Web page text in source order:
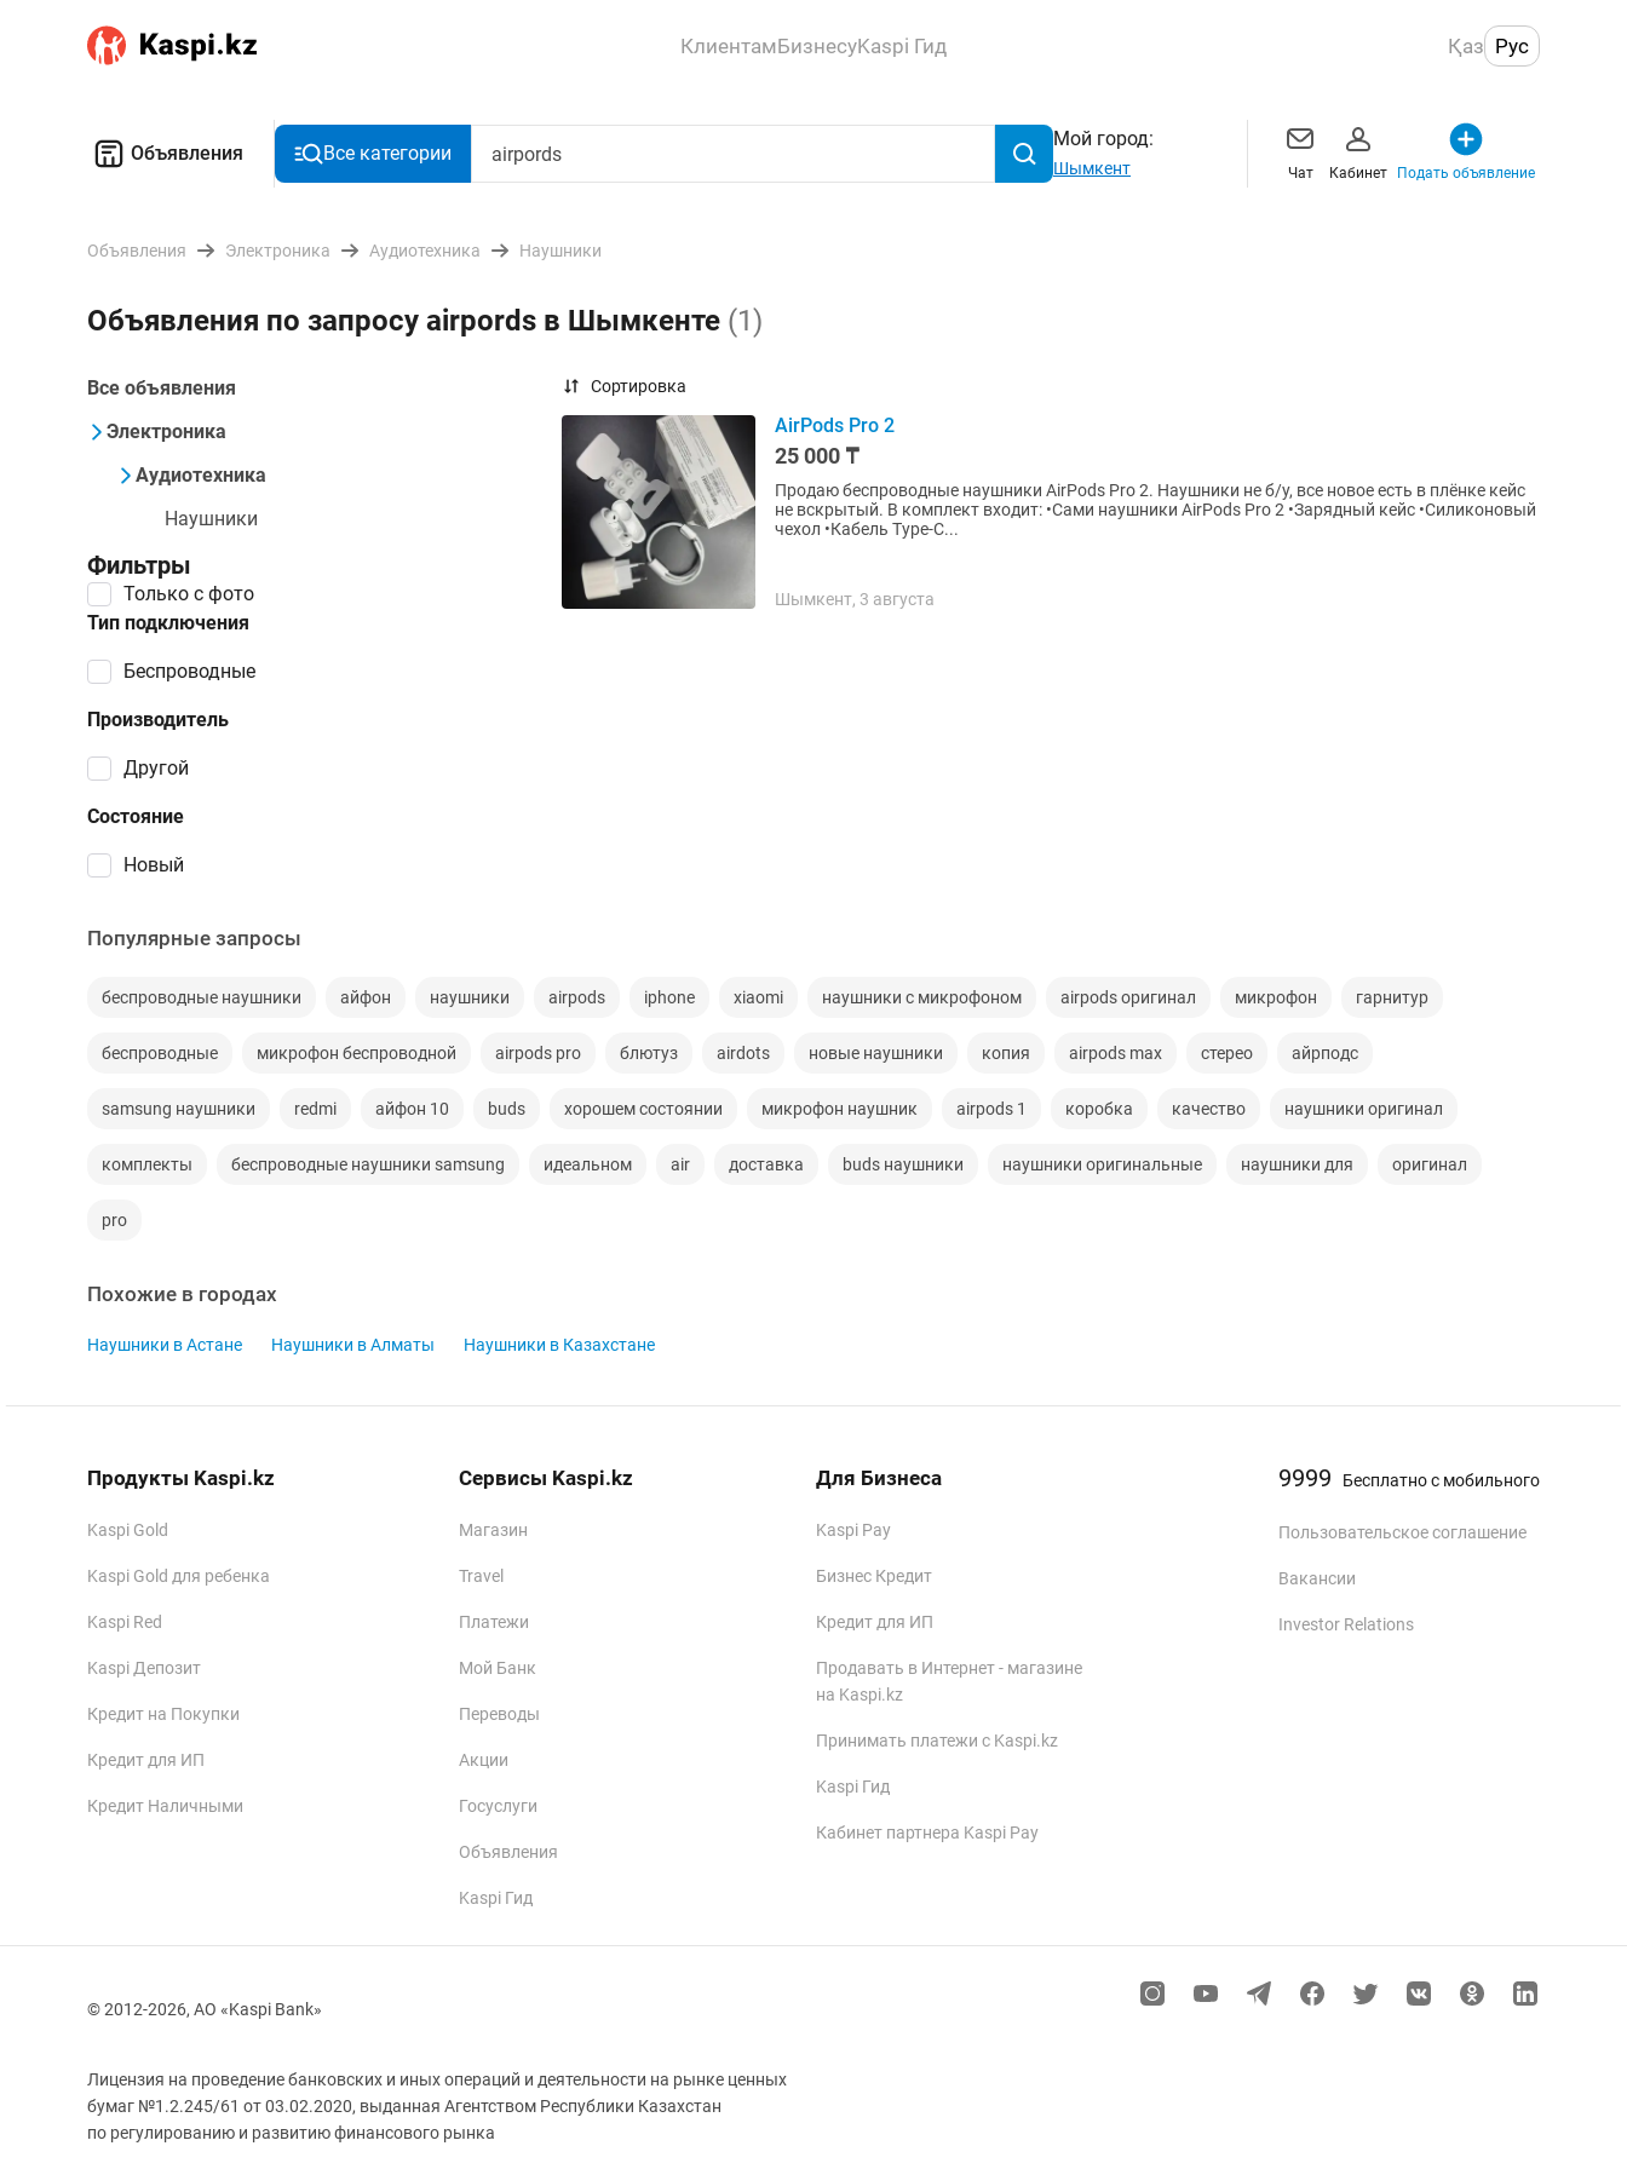
КлиентамБизнесуKaspi Гид Қаз Рус
Объявления Все категории
Мой город:
Шымкент Чат Кабинет Подать объявление
Объявления Электроника Аудиотехника Наушники
Объявления по запросу airpords в Шымкенте (1)
Все объявления
Электроника
Аудиотехника
Наушники
Фильтры
Тип подключения
беспроводные
Производитель
Другой
Состояние
Новый
Только с фото
Сортировка
AirPods Pro 2
25 000 ₸
Продаю беспроводные наушники AirPods Pro 2. Наушники не б/у, все новое есть в плёнке кейс
не вскрытый. В комплект входит: •Сами наушники AirPods Pro 2 •Зарядный кейс •Силиконовый
чехол •Кабель Type-C...
Шымкент, 3 августа
Популярные запросы
беспроводные наушники айфон наушники airpods iphone xiaomi наушники с микрофоном airpods оригинал микрофон гарнитур
беспроводные микрофон беспроводной airpods pro блютуз airdots новые наушники копия airpods max стерео айрподс
samsung наушники redmi айфон 10 buds хорошем состоянии микрофон наушник airpods 1 коробка качество наушники оригинал
комплекты беспроводные наушники samsung идеальном air доставка buds наушники наушники оригинальные наушники для оригинал
pro
Похожие в городах
Наушники в Астане Наушники в Алматы Наушники в Казахстане
Продукты Kaspi.kz
Kaspi Gold
Kaspi Gold для ребенка
Kaspi Red
Kaspi Депозит
Кредит на Покупки
Кредит для ИП
Кредит Наличными
Сервисы Kaspi.kz
Магазин
Travel
Платежи
Мой Банк
Переводы
Акции
Госуслуги
Объявления
Kaspi Гид
Для Бизнеса
Kaspi Pay
Бизнес Кредит
Кредит для ИП
Продавать в Интернет - магазине
на Kaspi.kz
Принимать платежи с Kaspi.kz
Kaspi Гид
Кабинет партнера Kaspi Pay
9999 Бесплатно с мобильного
Пользовательское соглашение
Вакансии
Investor Relations
© 2012-2026, АО «Kaspi Bank»
Лицензия на проведение банковских и иных операций и деятельности на рынке ценных
бумаг №1.2.245/61 от 03.02.2020, выданная Агентством Республики Казахстан